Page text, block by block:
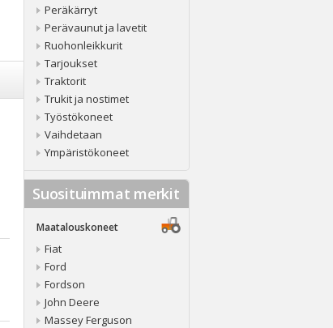
Peräkärryt
Perävaunut ja lavetit
Ruohonleikkurit
Tarjoukset
Traktorit
Trukit ja nostimet
Työstökoneet
Vaihdetaan
Ympäristökoneet
Suosituimmat merkit
Maatalouskoneet
Fiat
Ford
Fordson
John Deere
Massey Ferguson